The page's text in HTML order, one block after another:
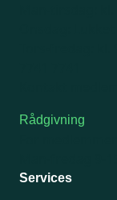
Rådgivning
Services